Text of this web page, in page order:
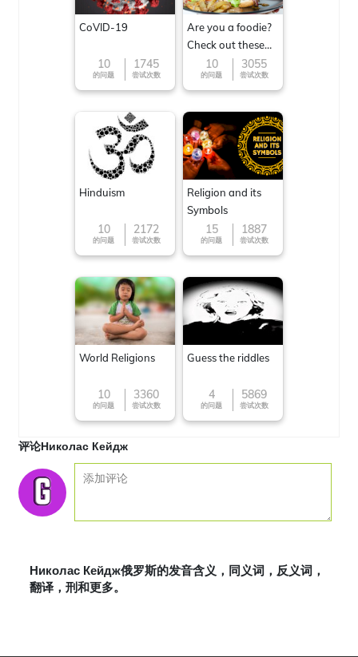
CoVID-19
10
的问题
1745
尝试次数
Are you a foodie?
Check out these
Famous cuisines
around the World
10
的问题
3055
尝试次数
Hinduism
10
的问题
2172
尝试次数
Religion and its
Symbols
15
的问题
1887
尝试次数
World Religions
10
的问题
3360
尝试次数
Guess the riddles
4
的问题
5869
尝试次数
评论Николас Кейдж
Николас Кейдж俄罗斯的发音含义，同义词，反义词，
翻译，刑和更多。